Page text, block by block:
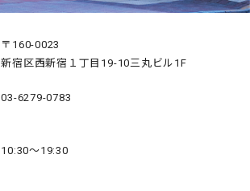
〒160-0023
新宿区西新宿１丁目19-10三丸ビル1F
03-6279-0783
10:30～19:30